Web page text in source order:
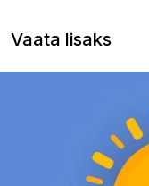
Vaata lisaks